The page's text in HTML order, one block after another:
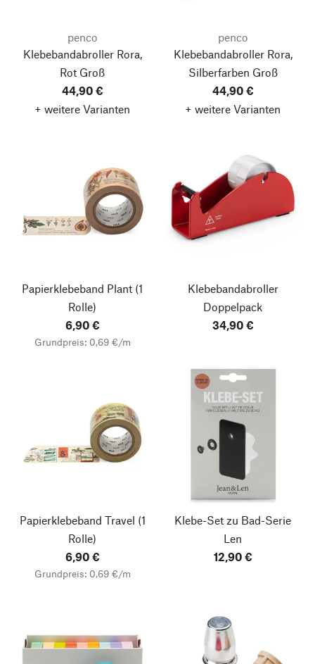
penco
Klebebandabroller Rora,
Rot Groß
44,90 €
+ weitere Varianten
penco
Klebebandabroller Rora,
Silberfarben Groß
44,90 €
+ weitere Varianten
Papierklebeband Plant (1
Rolle)
6,90 €
Grundpreis: 0,69 €/m
Klebebandabroller
Doppelpack
34,90 €
Papierklebeband Travel (1
Rolle)
6,90 €
Grundpreis: 0,69 €/m
Klebe-Set zu Bad-Serie
Len
12,90 €